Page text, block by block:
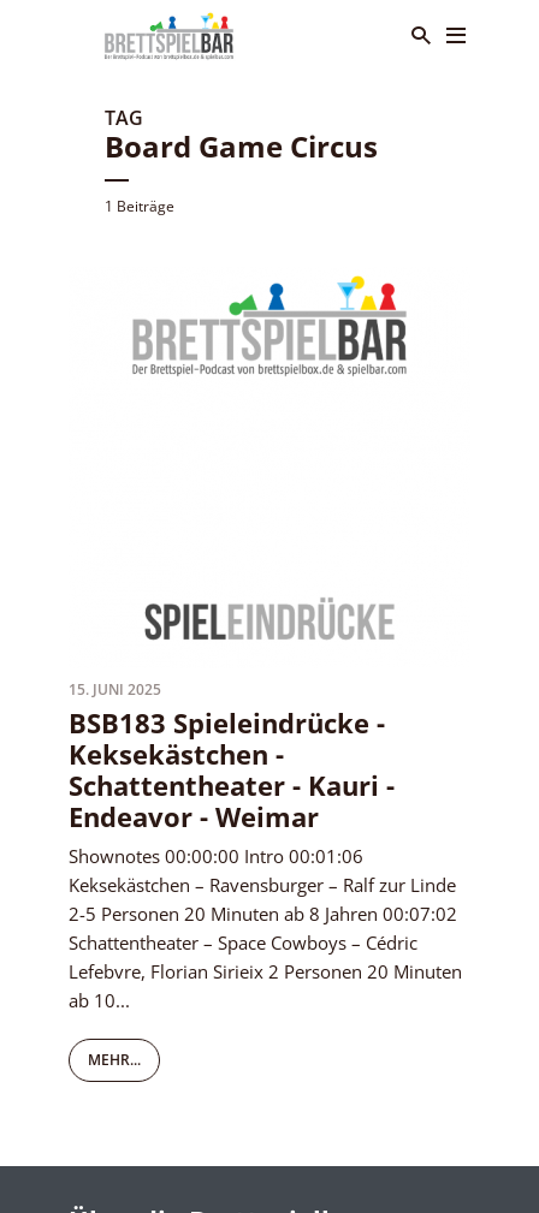
TAG
Board Game Circus
1 Beiträge
15. JUNI 2025
BSB183 Spieleindrücke -
Keksekästchen -
Schattentheater - Kauri -
Endeavor - Weimar
Shownotes 00:00:00 Intro 00:01:06
Keksekästchen – Ravensburger – Ralf zur Linde
2-5 Personen 20 Minuten ab 8 Jahren 00:07:02
Schattentheater – Space Cowboys – Cédric
Lefebvre, Florian Sirieix 2 Personen 20 Minuten
ab 10...
MEHR...